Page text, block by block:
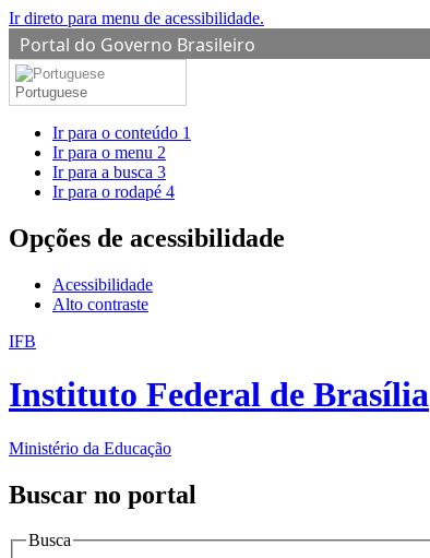
Ir direto para menu de acessibilidade.
Portal do Governo Brasileiro
Portuguese
Ir para o conteúdo 1
Ir para o menu 2
Ir para a busca 3
Ir para o rodapé 4
Opções de acessibilidade
Acessibilidade
Alto contraste
IFB
Instituto Federal de Brasília
Ministério da Educação
Buscar no portal
Busca